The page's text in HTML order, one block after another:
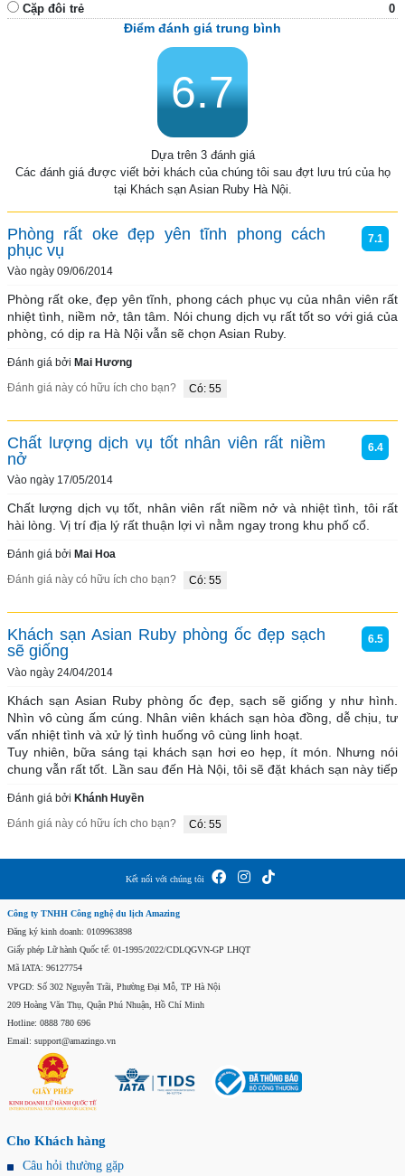
Cặp đôi trẻ
0
Điểm đánh giá trung bình
6.7
Dựa trên 3 đánh giá
Các đánh giá được viết bởi khách của chúng tôi sau đợt lưu trú của họ
tại Khách sạn Asian Ruby Hà Nội.
Phòng rất oke đẹp yên tĩnh phong cách
phục vụ
Vào ngày 09/06/2014
7.1
Phòng rất oke, đẹp yên tĩnh, phong cách phục vụ của nhân viên rất
nhiệt tình, niềm nở, tân tâm. Nói chung dịch vụ rất tốt so với giá của
phòng, có dịp ra Hà Nội vẫn sẽ chọn Asian Ruby.
Đánh giá bởi Mai Hương
Đánh giá này có hữu ích cho bạn?
Có: 55
Chất lượng dịch vụ tốt nhân viên rất niềm
nở
Vào ngày 17/05/2014
6.4
Chất lượng dịch vụ tốt, nhân viên rất niềm nở và nhiệt tình, tôi rất
hài lòng. Vị trí địa lý rất thuận lợi vì nằm ngay trong khu phố cổ.
Đánh giá bởi Mai Hoa
Đánh giá này có hữu ích cho bạn?
Có: 55
Khách sạn Asian Ruby phòng ốc đẹp sạch
sẽ giống
Vào ngày 24/04/2014
6.5
Khách sạn Asian Ruby phòng ốc đẹp, sạch sẽ giống y như hình.
Nhìn vô cùng ấm cúng. Nhân viên khách sạn hòa đồng, dễ chịu, tư
vấn nhiệt tình và xử lý tình huống vô cùng linh hoạt.
Tuy nhiên, bữa sáng tại khách sạn hơi eo hẹp, ít món. Nhưng nói
Đánh giá bởi Khánh Huyền
Đánh giá này có hữu ích cho bạn?
Có: 55
Kết nối với chúng tôi
Công ty TNHH Công nghệ du lịch Amazing
Đăng ký kinh doanh: 0109963898
Giấy phép Lữ hành Quốc tế: 01-1995/2022/CDLQGVN-GP LHQT
Mã IATA: 96127754
VPGD: Số 302 Nguyễn Trãi, Phường Đại Mỗ, TP Hà Nội
209 Hoàng Văn Thụ, Quận Phú Nhuận, Hồ Chí Minh
Hotline: 0888 780 696
Email: support@amazingo.vn
Cho Khách hàng
Câu hỏi thường gặp